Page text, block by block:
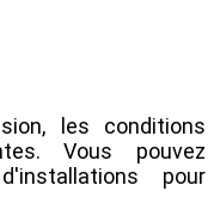
les conditions
Vous pouvez
pour